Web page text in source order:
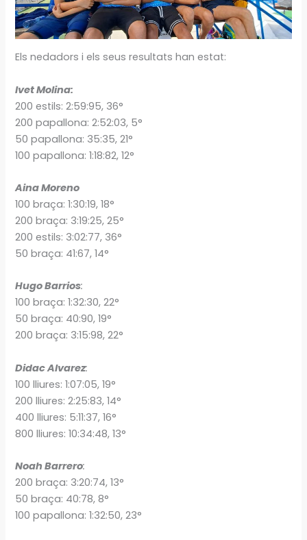
Els nedadors i els seus resultats han estat:
Ivet Molina:
200 estils: 2:59:95, 36°
200 papallona: 2:52:03, 5°
50 papallona: 35:35, 21°
100 papallona: 1:18:82, 12°
Aina Moreno
100 braça: 1:30:19, 18°
200 braça: 3:19:25, 25°
200 estils: 3:02:77, 36°
50 braça: 41:67, 14°
Hugo Barrios:
100 braça: 1:32:30, 22°
50 braça: 40:90, 19°
200 braça: 3:15:98, 22°
Didac Alvarez:
100 lliures: 1:07:05, 19°
200 lliures: 2:25:83, 14°
400 lliures: 5:11:37, 16°
800 lliures: 10:34:48, 13°
Noah Barrero:
200 braça: 3:20:74, 13°
50 braça: 40:78, 8°
100 papallona: 1:32:50, 23°